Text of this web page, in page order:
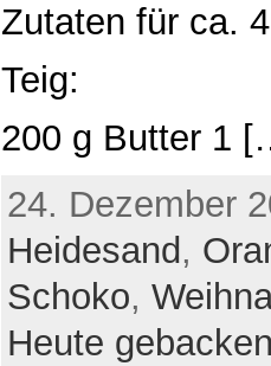
Zutaten für ca.
Teig:
200 g Butter 1
24. Dezember
Heidesand ,
Schoko,
Heute